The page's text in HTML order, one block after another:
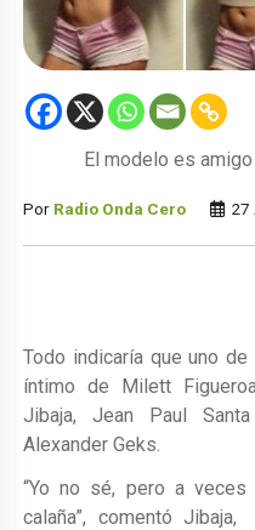
El modelo es
Por Radio Onda Cero 27
Todo indicaría que uno
íntimo de Milett
Jibaja, Jean Paul
Alexander Geks.
“Yo no sé, pero a
calaña”, comentó